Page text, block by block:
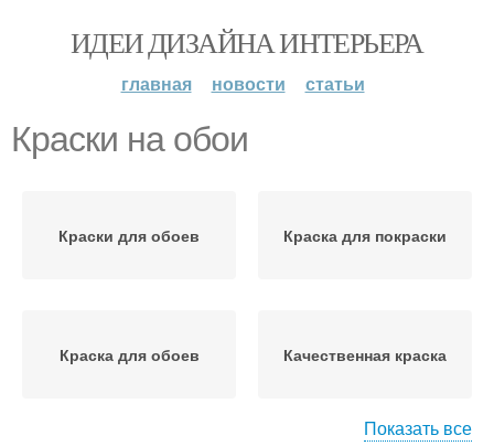
ИДЕИ ДИЗАЙНА ИНТЕРЬЕРА
главная новости статьи
Краски на обои
Краски для обоев Краска для покраски
Краска для обоев Качественная краска
Показать все